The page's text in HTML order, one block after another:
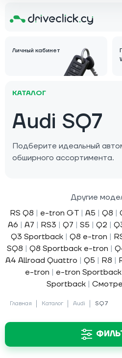
Личный кабинет
КАТАЛОГ
Audi SQ7
Подберите идеальный
обширного ассортимента.
Другие
RS Q8 | e-tron GT | A5 | Q8 |
A6 | A7 | RS3 | Q7 | S5 | Q2 |
Q3 Sportback | Q8 e-tron |
SQ8 | Q8 Sportback e-tron |
A4 Allroad Quattro | Q5 | R8 |
e-tron | e-tron Sportback
Sportback |
Главная Каталог Audi SQ7